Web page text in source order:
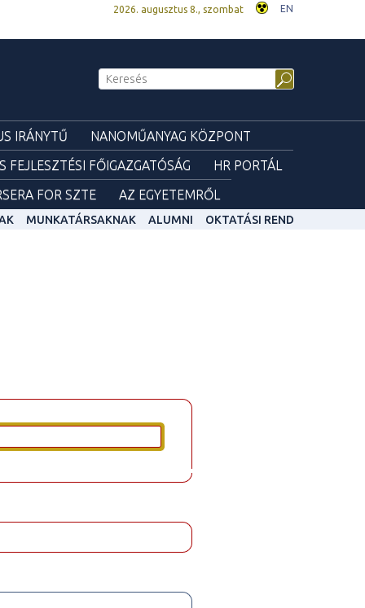
2026. augusztus 8., szombat EN
IRÁNYTŰ
NANOMŰANYAG KÖZPONT
FEJLESZTÉSI FŐIGAZGATÓSÁG
HR PORTÁL
FOR SZTE AZ EGYETEMRŐL
MUNKATÁRSAKNAK ALUMNI OKTATÁSI REND